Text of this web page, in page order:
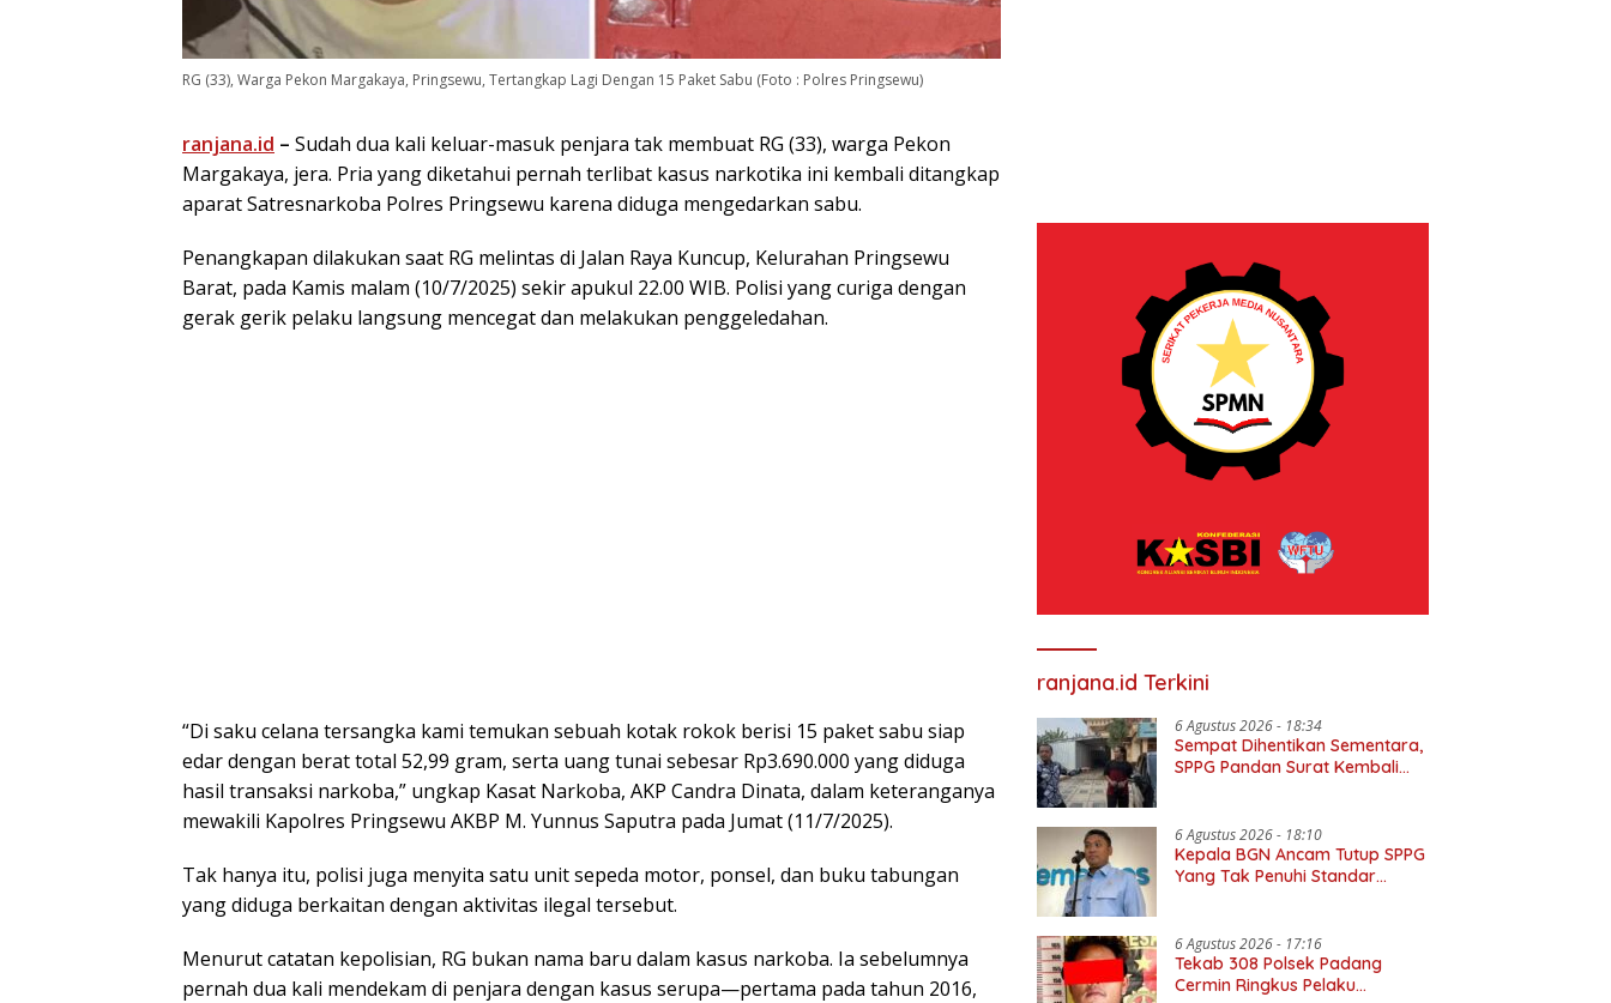
RG (33), Warga Pekon Margakaya, Pringsewu, Tertangkap Lagi Dengan 15 Paket Sabu (Foto : Polres Pringsewu)
ranjana.id – Sudah dua kali keluar-masuk penjara tak membuat RG (33), warga Pekon
Margakaya, jera. Pria yang diketahui pernah terlibat kasus narkotika ini kembali ditangkap
aparat Satresnarkoba Polres Pringsewu karena diduga mengedarkan sabu.
Penangkapan dilakukan saat RG melintas di Jalan Raya Kuncup, Kelurahan Pringsewu
Barat, pada Kamis malam (10/7/2025) sekir apukul 22.00 WIB. Polisi yang curiga dengan
gerak gerik pelaku langsung mencegat dan melakukan penggeledahan.
“Di saku celana tersangka kami temukan sebuah kotak rokok berisi 15 paket sabu siap
edar dengan berat total 52,99 gram, serta uang tunai sebesar Rp3.690.000 yang diduga
hasil transaksi narkoba,” ungkap Kasat Narkoba, AKP Candra Dinata, dalam keteranganya
mewakili Kapolres Pringsewu AKBP M. Yunnus Saputra pada Jumat (11/7/2025).
Tak hanya itu, polisi juga menyita satu unit sepeda motor, ponsel, dan buku tabungan
yang diduga berkaitan dengan aktivitas ilegal tersebut.
Menurut catatan kepolisian, RG bukan nama baru dalam kasus narkoba. Ia sebelumnya
pernah dua kali mendekam di penjara dengan kasus serupa—pertama pada tahun 2016,
ranjana.id Terkini
6 Agustus 2026 - 18:34
Sempat Dihentikan Sementara,
SPPG Pandan Surat Kembali
6 Agustus 2026 - 18:10
Kepala BGN Ancam Tutup SPPG
Yang Tak Penuhi Standar
6 Agustus 2026 - 17:16
Tekab 308 Polsek Padang
Cermin Ringkus Pelaku